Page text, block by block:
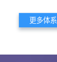
更多体系